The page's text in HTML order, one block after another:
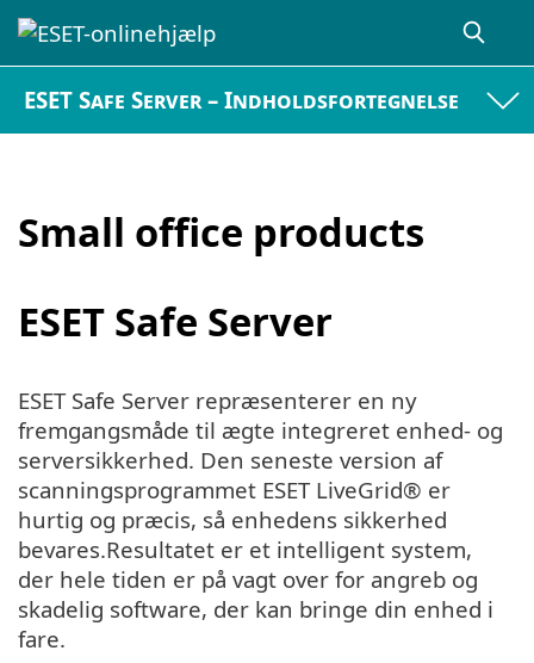
ESET Safe Server – Indholdsfortegnelse
Small office products
ESET Safe Server
ESET Safe Server repræsenterer en ny
fremgangsmåde til ægte integreret enhed- og
serversikkerhed. Den seneste version af
scanningsprogrammet ESET LiveGrid® er
hurtig og præcis, så enhedens sikkerhed
bevares.Resultatet er et intelligent system,
der hele tiden er på vagt over for angreb og
skadelig software, der kan bringe din enhed i
fare.